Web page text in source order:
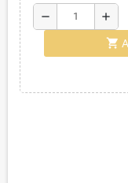
remove add
shopping_cart